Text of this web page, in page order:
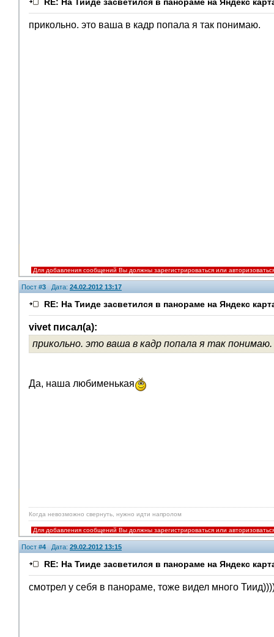
прикольно. это ваша в кадр попала я так понимаю.
Для добавления сообщений Вы должны зарегистрироваться или
Пост #3 Дата: 24.02.2012 13:17
RE: На Тииде засветился в панораме на Яндекс
vivet писал(а):
прикольно. это ваша в кадр попала я так понимаю.
Да, наша любименькая
Когда невозможно свернуть, нужно идти напролом
Для добавления сообщений Вы должны зарегистрироваться или
Пост #4Дата: 29.02.2012 13:15
RE: На Тииде засветился в панораме на Яндекс
смотрел у себя в панораме, тоже видел много